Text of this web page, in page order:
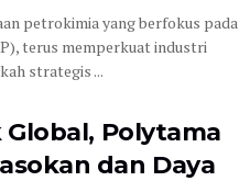
petrokimia yang berfokus pada
terus memperkuat industri
strategis ...
Global, Polytama
dan Daya